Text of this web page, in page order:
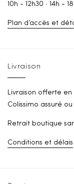
10h - 12h30 · 14h -
Plan d’accès et
Livraison
Livraison offerte
Colissimo assuré
Retrait boutique
Conditions et délais